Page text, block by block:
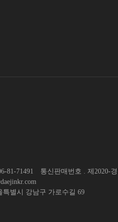
81-71491
통신판매번호 . 제2020-
별시 강남구 가로수길 69